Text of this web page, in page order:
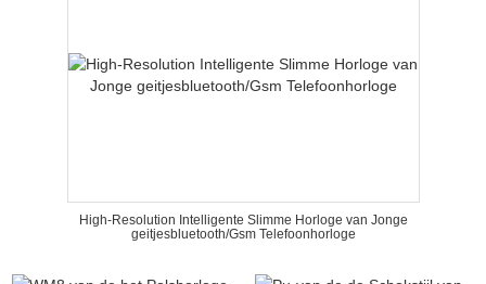
High-Resolution Intelligente Slimme Horloge van Jonge
geitjesbluetooth/Gsm Telefoonhorloge